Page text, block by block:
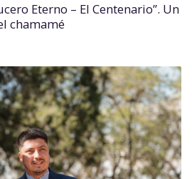
Eterno – El Centenario”. Un
chamamé